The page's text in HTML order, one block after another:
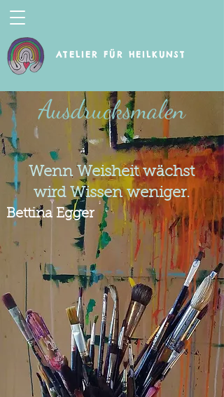
ATELIER FÜR HEILKUNST
Ausdrucksmalen
Wenn Weisheit wächst
wird Wissen weniger.
Bettina Egger